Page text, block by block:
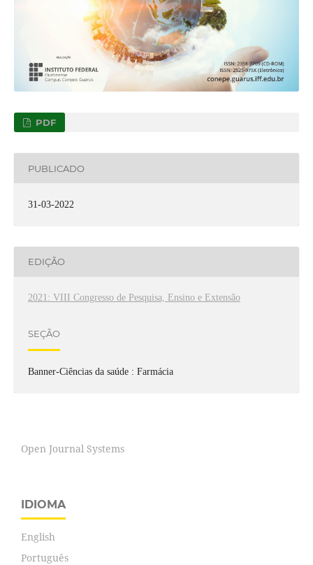
PDF
PUBLICADO
31-03-2022
EDIÇÃO
2021: VIII Congresso de Pesquisa, Ensino e Extensão
SEÇÃO
Banner-Ciências da saúde : Farmácia
Open Journal Systems
IDIOMA
English
Português